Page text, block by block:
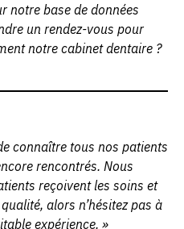
notre base de données
un rendez-vous pour
notre cabinet dentaire ?
connaître tous nos patients
rencontrés. Nous
reçoivent les soins et
alors n’hésitez pas à
expérience. »